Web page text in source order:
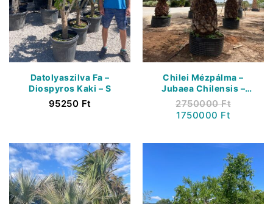
Datolyaszilva Fa –
Diospyros Kaki – S
95250 Ft
Chilei Mézpálma –
Jubaea Chilensis –
Törzs 150 Cm +
2750000Ft
1750000 Ft